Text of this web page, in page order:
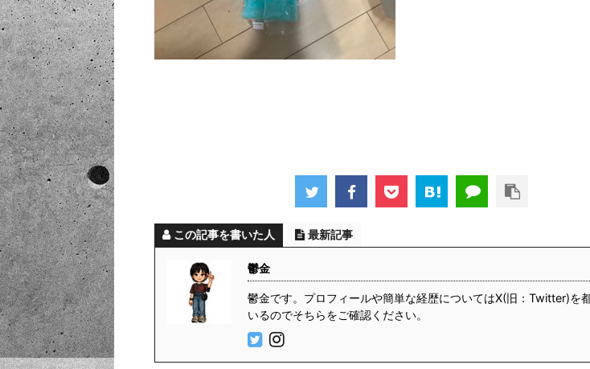
この記事を書いた人 最新記事
鬱金
鬱金です。プロフィールや簡単な経歴についてはX(旧：Twitter)を
いるのでそちらをご確認ください。